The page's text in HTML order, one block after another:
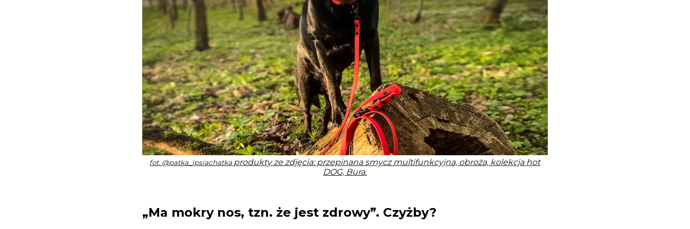
fot. @patka_ipsiachatka produkty ze zdjęcia: przepinana smycz multifunkcyjna, obroża, kolekcja hot
DOG, Bura.
„Ma mokry nos, tzn. że jest zdrowy”. Czyżby?